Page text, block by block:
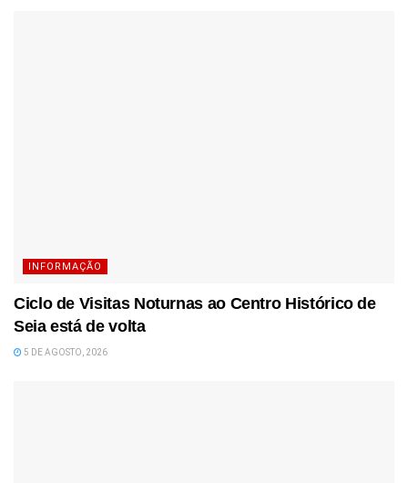
INFORMAÇÃO
Ciclo de Visitas Noturnas ao Centro Histórico de
Seia está de volta
5 DE AGOSTO, 2026